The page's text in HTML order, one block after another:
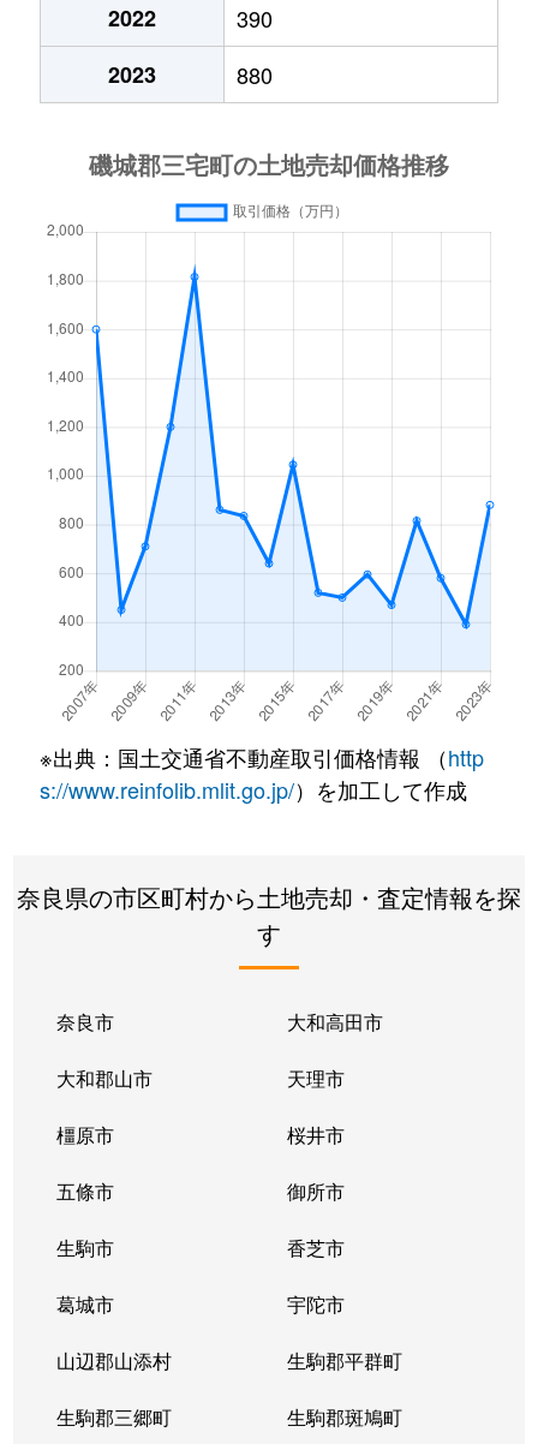
2022
390
2023
880
※出典：国土交通省不動産取引価格情報 （http
s://www.reinfolib.mlit.go.jp/）を加工して作成
奈良県の市区町村から土地売却・査定情報を探
す
奈良市 大和高田市
大和郡山市 天理市
橿原市 桜井市
五條市 御所市
生駒市 香芝市
葛城市 宇陀市
山辺郡山添村 生駒郡平群町
生駒郡三郷町 生駒郡斑鳩町